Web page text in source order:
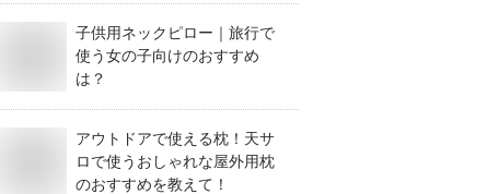
子供用ネックピロー｜旅行で
使う女の子向けのおすすめ
は？
アウトドアで使える枕！天サ
ロで使うおしゃれな屋外用枕
のおすすめを教えて！